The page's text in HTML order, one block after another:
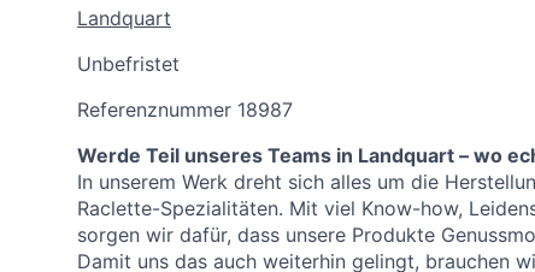
Landquart
Unbefristet
Referenznummer 18987
Werde Teil unseres Teams in Landquart – wo
In unserem Werk dreht sich alles um die
Raclette-Spezialitäten. Mit viel Know-how,
sorgen wir dafür, dass unsere Produkte
Damit uns das auch weiterhin gelingt, brauchen